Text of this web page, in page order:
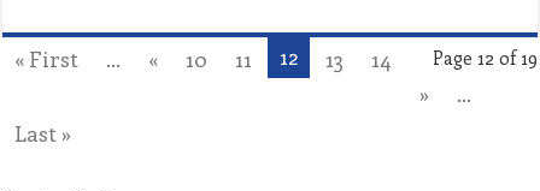
Page 12 of 19
« First ... « 10 11 12 13
14
»
...
Last »